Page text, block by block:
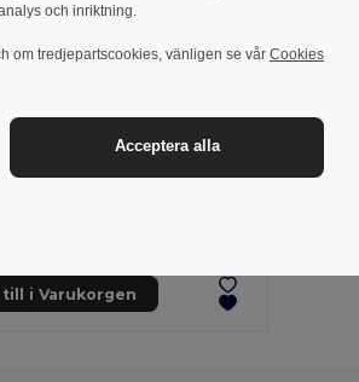
-31%
till i Varukorgen
och inriktning.
om tredjepartscookies, vänligen se vår Cookies
Acceptera alla